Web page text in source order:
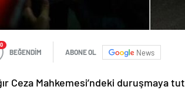
0
BEĞENDİM ABONE OL News
Ceza Mahkemesi’ndeki duruşmaya